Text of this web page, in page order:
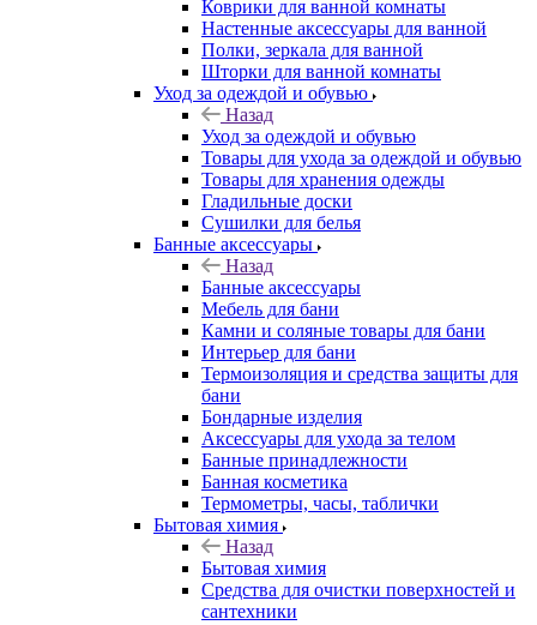
Коврики для ванной комнаты
Настенные аксессуары для ванной
Полки, зеркала для ванной
Шторки для ванной комнаты
Уход за одеждой и обувью
Назад
Уход за одеждой и обувью
Товары для ухода за одеждой и обувью
Товары для хранения одежды
Гладильные доски
Сушилки для белья
Банные аксессуары
Назад
Банные аксессуары
Мебель для бани
Камни и соляные товары для бани
Интерьер для бани
Термоизоляция и средства защиты для
бани
Бондарные изделия
Аксеcсуары для ухода за телом
Банные принадлежности
Банная косметика
Термометры, часы, таблички
Бытовая химия
Назад
Бытовая химия
Средства для очистки поверхностей и
сантехники